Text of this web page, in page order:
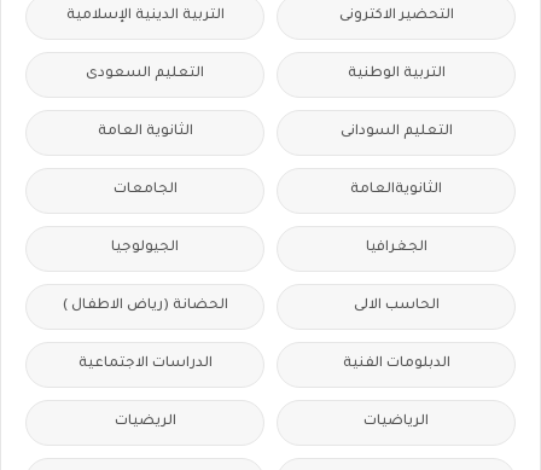
التحضير الاكترونى التربية الدينية الإسلامية
التربية الوطنية التعليم السعودى
التعليم السودانى الثانوية العامة
الثانويةالعامة الجامعات
الجغرافيا الجيولوجيا
الحاسب الالى الحضانة (رياض الاطفال )
الدبلومات الفنية الدراسات الاجتماعية
الرياضيات الريضيات